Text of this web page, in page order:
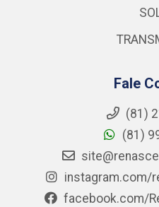
Fale
(81)
(81)
instagram.com/
facebook.com/